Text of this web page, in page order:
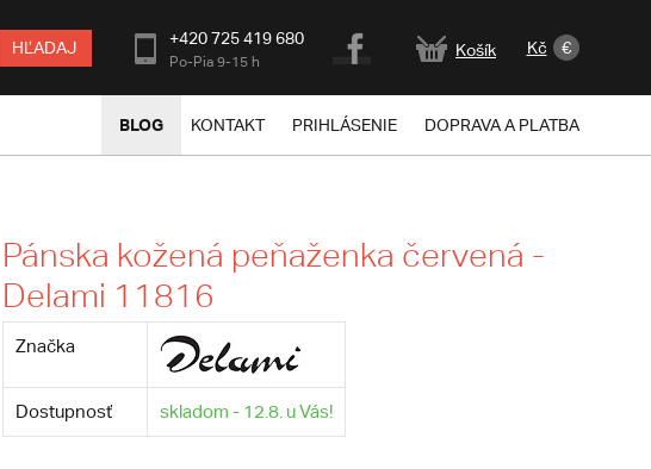
HĽADAJ +420 725 419 680
Po-Pia 9-15 h
Košík Kč €
BLOG KONTAKT PRIHLÁSENIE DOPRAVA A PLATBA
Pánska kožená peňaženka červená -
Delami 11816
Značka
Dostupnosť skladom - 12.8. u Vás!